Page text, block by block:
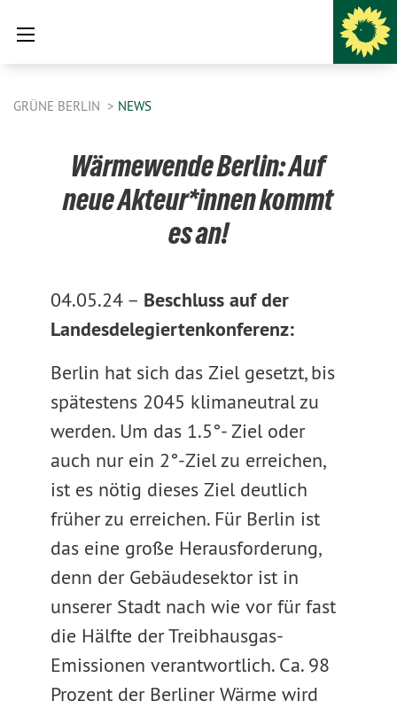
GRÜNE BERLIN NEWS
Wärmewende Berlin: Auf
neue Akteur*innen kommt
es an!
04.05.24 – Beschluss auf der
Landesdelegiertenkonferenz:
Berlin hat sich das Ziel gesetzt, bis
spätestens 2045 klimaneutral zu
werden. Um das 1.5°- Ziel oder
auch nur ein 2°-Ziel zu erreichen,
ist es nötig dieses Ziel deutlich
früher zu erreichen. Für Berlin ist
das eine große Herausforderung,
denn der Gebäudesektor ist in
unserer Stadt nach wie vor für fast
die Hälfte der Treibhausgas-
Emissionen verantwortlich. Ca. 98
Prozent der Berliner Wärme wird